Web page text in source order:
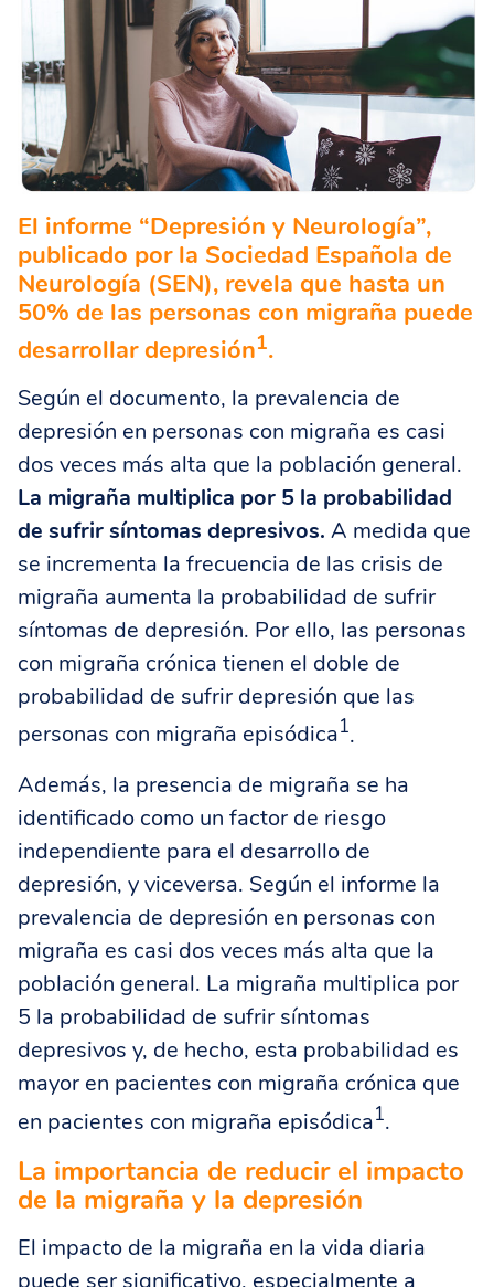
El informe “Depresión y Neurología”,
publicado por la Sociedad Española de
Neurología (SEN), revela que hasta un
50% de las personas con migraña puede
desarrollar depresión1.
Según el documento, la prevalencia de
depresión en personas con migraña es casi
dos veces más alta que la población general.
La migraña multiplica por 5 la probabilidad
de sufrir síntomas depresivos. A medida que
se incrementa la frecuencia de las crisis de
migraña aumenta la probabilidad de sufrir
síntomas de depresión. Por ello, las personas
con migraña crónica tienen el doble de
probabilidad de sufrir depresión que las
personas con migraña episódica1.
Además, la presencia de migraña se ha
identificado como un factor de riesgo
independiente para el desarrollo de
depresión, y viceversa. Según el informe la
prevalencia de depresión en personas con
migraña es casi dos veces más alta que la
población general. La migraña multiplica por
5 la probabilidad de sufrir síntomas
depresivos y, de hecho, esta probabilidad es
mayor en pacientes con migraña crónica que
en pacientes con migraña episódica1.
La importancia de reducir el impacto
de la migraña y la depresión
El impacto de la migraña en la vida diaria
puede ser significativo, especialmente a